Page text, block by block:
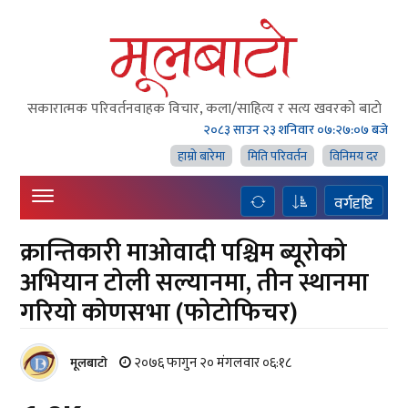
सकारात्मक परिवर्तनवाहक विचार, कला/साहित्य र सत्य खवरको बाटाे
२०८३ साउन २३ शनिवार०७:२७:०८ बजे
हाम्राे बारेमा
मिति परिवर्तन विनिमय दर
वर्गदृष्टि
क्रान्तिकारी माओवादी पश्चिम ब्यूरोको
अभियान टोली सल्यानमा, तीन स्थानमा
गरियो कोणसभा (फोटोफिचर)
मूलबाटाे २०७६ फागुन २० मंगलवार ०६:१८